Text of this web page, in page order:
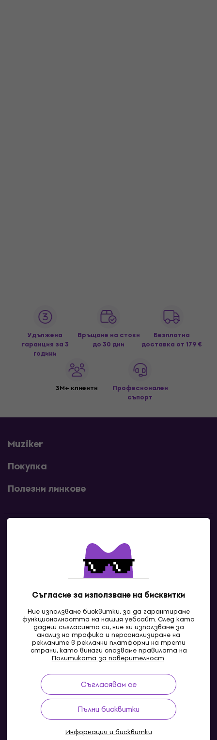
Съгласие за използване на бисквитки
Ние използваме бисквитки, за да гарантираме
функционалността на нашия уебсайт. След като
дадеш съгласието си, ние ги използваме за
анализ на трафика и персонализиране на
рекламите в рекламни платформи на трети
страни, като винаги спазваме правилата на
Политиката за поверителност.
Съгласявам се
Пълни бисквитки
Информация и бисквитки
Удължена
гаранция за 3
години
Връщане на стоки
до 30 дни
Безплатна
доставка от 179 €
3M+ клиенти
Професионален
съпорт
Muziker
Покупка
Полезни линкове
Свържи се с нас
BG
Pazaruvaj - Надежден помощник за покупки